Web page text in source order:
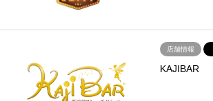
店舗情報
KAJIBAR